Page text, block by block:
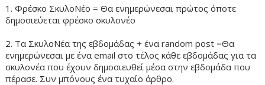
1. Φρέσκο ΣκυλοΝέο = Θα ενημερώνεσαι πρώτος όποτε
δημοσιεύεται φρέσκο σκυλονέο
2. Τα ΣκυλοΝέα της εβδομάδας + ένα random post =Θα
ενημερώνεσαι με ένα email στο τέλος κάθε εβδομάδας για τα
σκυλονέα που έχουν δημοσιευθεί μέσα στην εβδομάδα που
πέρασε. Συν μπόνους ένα τυχαίο άρθρο.